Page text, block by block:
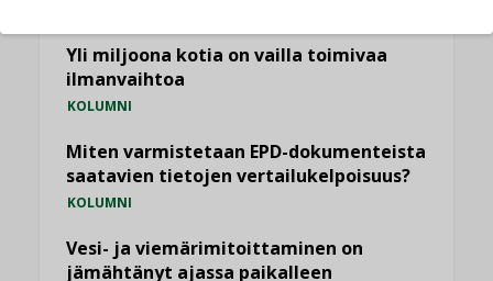
Yli miljoona kotia on vailla toimivaa
ilmanvaihtoa
KOLUMNI
Miten varmistetaan EPD-dokumenteista
saatavien tietojen vertailukelpoisuus?
KOLUMNI
Vesi- ja viemärimitoittaminen on
jämähtänyt ajassa paikalleen